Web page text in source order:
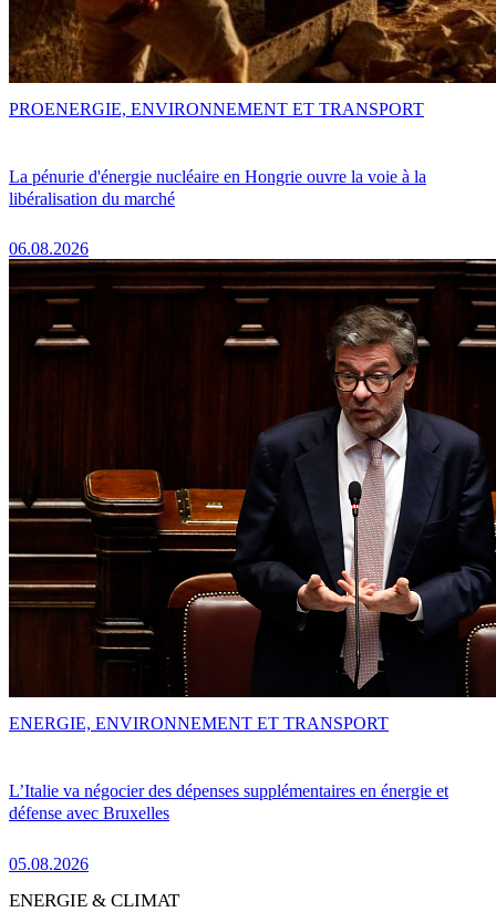
La pénurie d'énergie nucléaire en Hongrie ouvre la voie à la
libéralisation du marché
06.08.2026
PROENERGIE, ENVIRONNEMENT ET TRANSPORT
L’Italie va négocier des dépenses supplémentaires en énergie et
défense avec Bruxelles
05.08.2026
ENERGIE, ENVIRONNEMENT ET TRANSPORT
ENERGIE & CLIMAT